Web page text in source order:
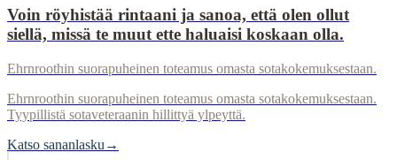
Voin röyhistää rintaani ja sanoa, että olen ollut
siellä, missä te muut ette haluaisi koskaan olla.
Ehrnroothin suorapuheinen toteamus omasta sotakokemuksestaan.
Ehrnroothin suorapuheinen toteamus omasta sotakokemuksestaan.
Tyypillistä sotaveteraanin hillittyä ylpeyttä.
Katso sananlasku →